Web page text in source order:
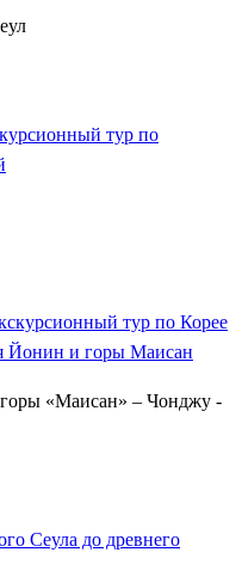
тур по
тур по Корее
Йонин и горы Маисан
«Маисан» – Чонджу -
Сеула до древнего